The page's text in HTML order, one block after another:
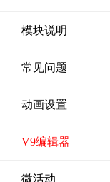
模块说明
常见问题
动画设置
V9编辑器
微活动